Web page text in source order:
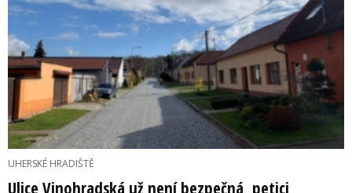
UHERSKÉ HRADIŠTĚ
Ulice Vinohradská už není bezpečná, petici